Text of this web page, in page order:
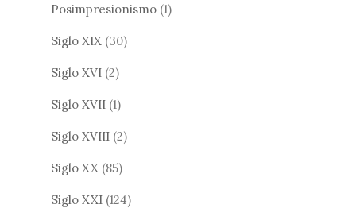
Posimpresionismo (1)
Siglo XIX (30)
Siglo XVI (2)
Siglo XVII (1)
Siglo XVIII (2)
Siglo XX (85)
Siglo XXI (124)